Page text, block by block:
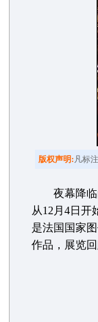
版权声明: 凡标
夜幕降临的
从12月4日开
是法国国家
作品，展览